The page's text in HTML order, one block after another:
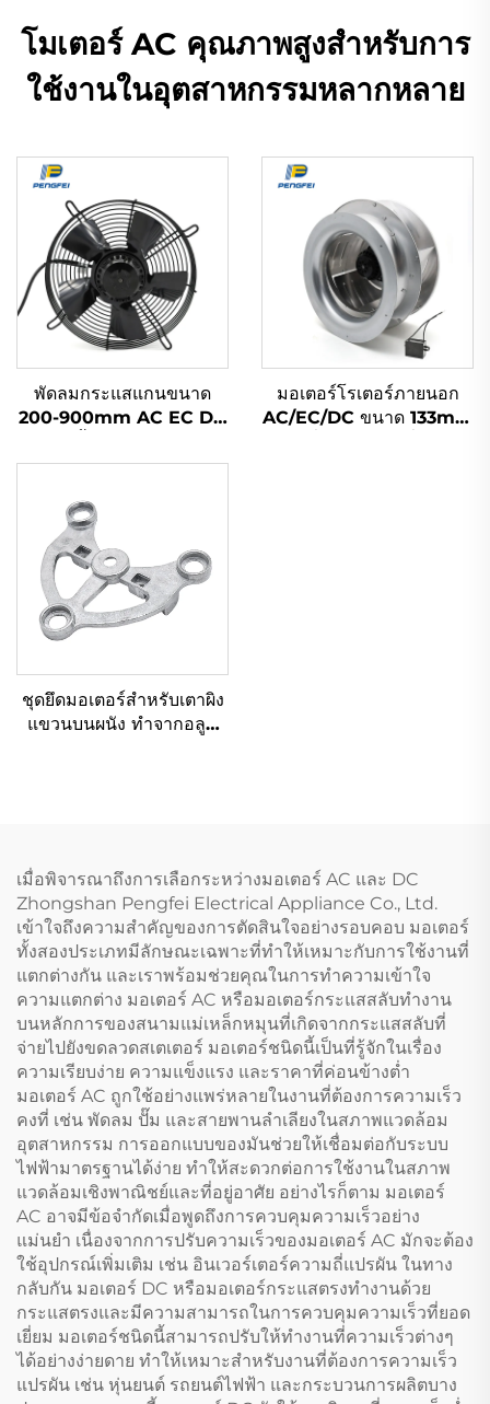
โมเตอร์ AC คุณภาพสูงสำหรับการ
ใช้งานในอุตสาหกรรมหลากหลาย
พัดลมกระแสแกนขนาด
200-900mm AC EC DC
อุตสาหกรรมระบายอากาศ
มอเตอร์โรเตอร์ภายนอก
AC/EC/DC ขนาด 133mm
ชุดยึดมอเตอร์สำหรับเตาผิง
แขวนบนผนัง ทำจากอลูมิ
เมื่อพิจารณาถึงการเลือกระหว่างมอเตอร์ AC และ DC
Zhongshan Pengfei Electrical Appliance Co., Ltd.
เข้าใจถึงความสำคัญของการตัดสินใจอย่างรอบคอบ มอเตอร์
ทั้งสองประเภทมีลักษณะเฉพาะที่ทำให้เหมาะกับการใช้งานที่
แตกต่างกัน และเราพร้อมช่วยคุณในการทำความเข้าใจ
ความแตกต่าง มอเตอร์ AC หรือมอเตอร์กระแสสลับทำงาน
บนหลักการของสนามแม่เหล็กหมุนที่เกิดจากกระแสสลับที่
จ่ายไปยังขดลวดสเตเตอร์ มอเตอร์ชนิดนี้เป็นที่รู้จักในเรื่อง
ความเรียบง่าย ความแข็งแรง และราคาที่ค่อนข้างต่ำ
มอเตอร์ AC ถูกใช้อย่างแพร่หลายในงานที่ต้องการความเร็ว
คงที่ เช่น พัดลม ปั๊ม และสายพานลำเลียงในสภาพแวดล้อม
อุตสาหกรรม การออกแบบของมันช่วยให้เชื่อมต่อกับระบบ
ไฟฟ้ามาตรฐานได้ง่าย ทำให้สะดวกต่อการใช้งานในสภาพ
แวดล้อมเชิงพาณิชย์และที่อยู่อาศัย อย่างไรก็ตาม มอเตอร์
AC อาจมีข้อจำกัดเมื่อพูดถึงการควบคุมความเร็วอย่าง
แม่นยำ เนื่องจากการปรับความเร็วของมอเตอร์ AC มักจะต้อง
ใช้อุปกรณ์เพิ่มเติม เช่น อินเวอร์เตอร์ความถี่แปรผัน ในทาง
กลับกัน มอเตอร์ DC หรือมอเตอร์กระแสตรงทำงานด้วย
กระแสตรงและมีความสามารถในการควบคุมความเร็วที่ยอด
เยี่ยม มอเตอร์ชนิดนี้สามารถปรับให้ทำงานที่ความเร็วต่างๆ
ได้อย่างง่ายดาย ทำให้เหมาะสำหรับงานที่ต้องการความเร็ว
แปรผัน เช่น หุ่นยนต์ รถยนต์ไฟฟ้า และกระบวนการผลิตบาง